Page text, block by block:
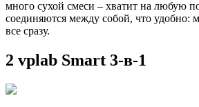
много сухой смеси – хватит на любую
соединяются между собой, что удобно:
все сразу.
2 vplab Smart 3-в-1